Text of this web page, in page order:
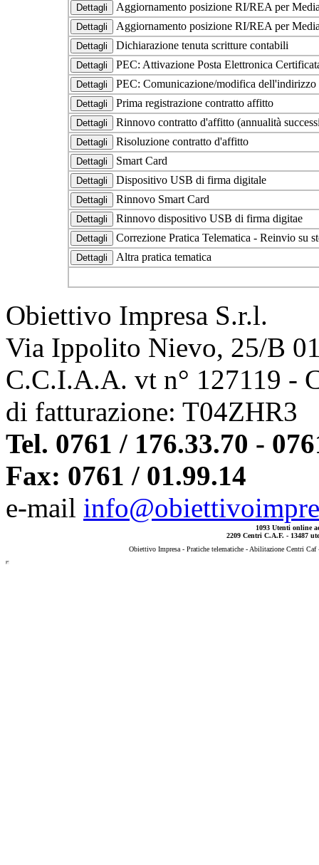
Aggiornamento posizione RI/REA per
Aggiornamento posizione RI/REA per
Dichiarazione tenuta scritture contabili
PEC: Attivazione Posta Elettronica
PEC: Comunicazione/modifica
Prima registrazione contratto affitto
Rinnovo contratto d'affitto (annualità
Risoluzione contratto d'affitto
Smart Card
Dispositivo USB di firma digitale
Rinnovo Smart Card
Rinnovo dispositivo USB di firma digitae
Correzione Pratica Telematica - Reinvio su
Altra pratica tematica
Obiettivo Impresa S.r.l.
Via Ippolito Nievo, 25/B
C.C.I.A.A. vt n° 127119 -
di fatturazione: T04ZHR3
Tel. 0761 / 176.33.70 -
Fax: 0761 / 01.99.14
e-mail
1093 Utenti online
2209 Centri C.A.F. - 13487